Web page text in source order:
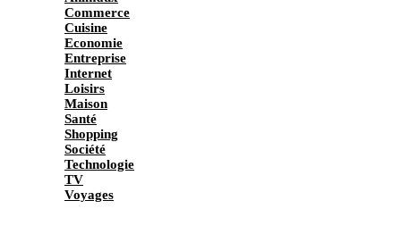
Commerce
Cuisine
Economie
Entreprise
Internet
Loisirs
Maison
Santé
Shopping
Société
Technologie
TV
Voyages